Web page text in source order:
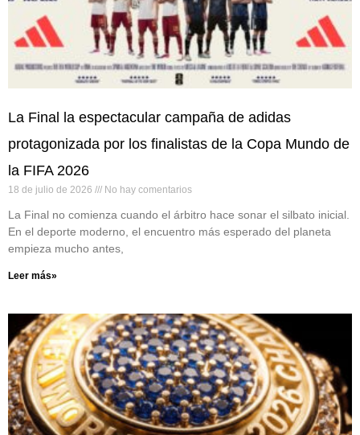
La Final la espectacular campaña de adidas
protagonizada por los finalistas de la Copa Mundo de
la FIFA 2026
18 de julio de 2026 No hay comentarios
La Final no comienza cuando el árbitro hace sonar el silbato inicial.
En el deporte moderno, el encuentro más esperado del planeta
empieza mucho antes,
Leer más»